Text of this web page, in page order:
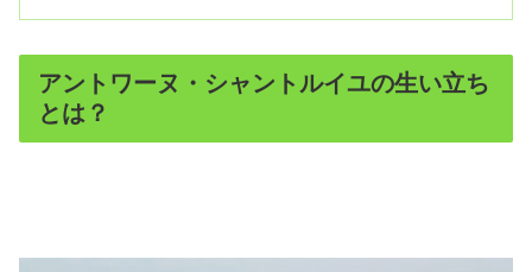
アントワーヌ・シャントルイユの生い立ち
とは？